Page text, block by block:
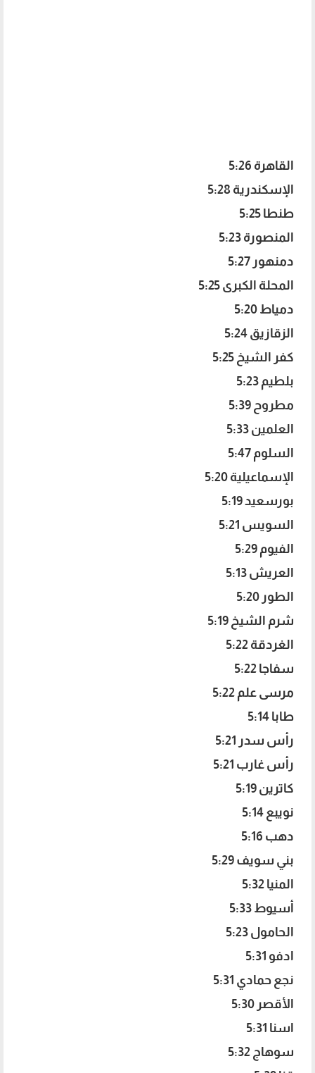
القاهرة 5:26
الإسكندرية 5:28
طنطا 5:25
المنصورة 5:23
دمنهور 5:27
المحلة الكبرى 5:25
دمياط 5:20
الزقازيق 5:24
كفر الشيخ 5:25
بلطيم 5:23
مطروح 5:39
العلمين 5:33
السلوم 5:47
الإسماعيلية 5:20
بورسعيد 5:19
السويس 5:21
الفيوم 5:29
العريش 5:13
الطور 5:20
شرم الشيخ 5:19
الغردقة 5:22
سفاجا 5:22
مرسى علم 5:22
طابا 5:14
رأس سدر 5:21
رأس غارب 5:21
كاترين 5:19
نويبع 5:14
دهب 5:16
بني سويف 5:29
المنيا 5:32
أسيوط 5:33
الحامول 5:23
ادفو 5:31
نجع حمادي 5:31
الأقصر 5:30
اسنا 5:31
سوهاج 5:32